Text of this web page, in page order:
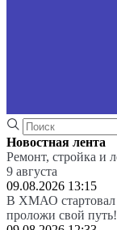
Новостная лента
Ремонт, стройка и
9 августа
09.08.2026 13:15
В ХМАО стартовал
проложи свой